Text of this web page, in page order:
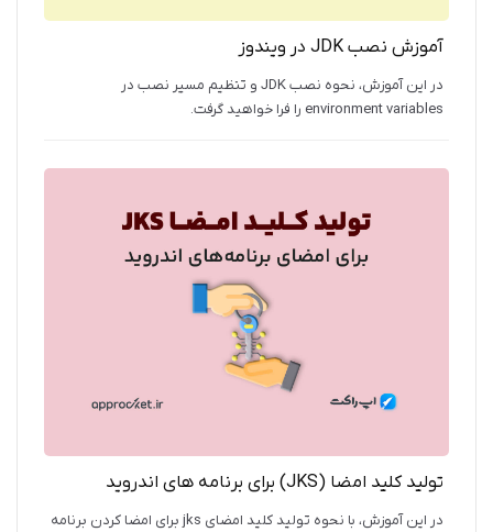
آموزش نصب JDK در ویندوز
در این آموزش، نحوه نصب JDK و تنظیم مسیر نصب در
environment variables را فرا خواهید گرفت.
تولید کلید امضا (JKS) برای برنامه‌ های اندروید
در این آموزش، با نحوه تولید کلید امضای jks برای امضا کردن برنامه